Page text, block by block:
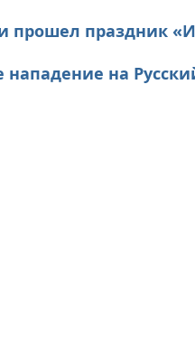
прошел праздник
нападение на